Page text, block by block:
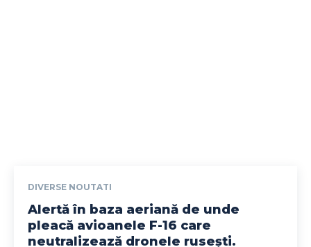
DIVERSE NOUTATI
Alertă în baza aeriană de unde
pleacă avioanele F-16 care
neutralizează dronele rusești.